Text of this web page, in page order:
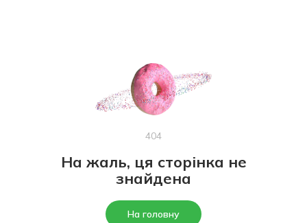
404
На жаль, ця сторінка не
знайдена
На головну